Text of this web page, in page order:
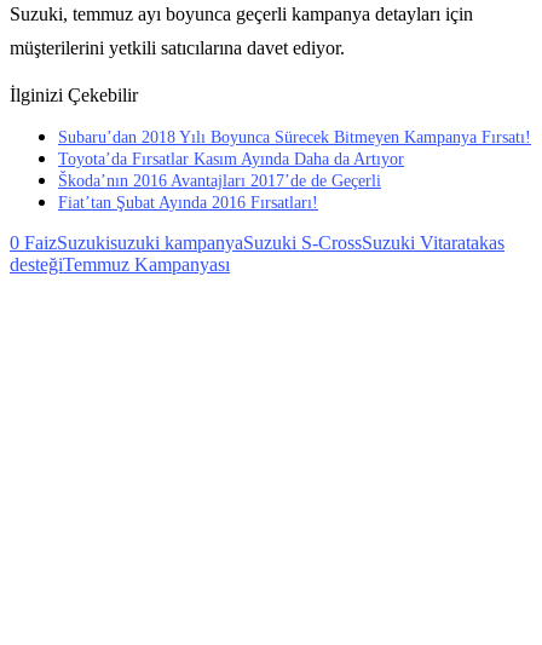
Suzuki, temmuz ayı boyunca geçerli kampanya detayları için
müşterilerini yetkili satıcılarına davet ediyor.
İlginizi Çekebilir
Subaru’dan 2018 Yılı Boyunca Sürecek Bitmeyen Kampanya Fırsatı!
Toyota’da Fırsatlar Kasım Ayında Daha da Artıyor
Škoda’nın 2016 Avantajları 2017’de de Geçerli
Fiat’tan Şubat Ayında 2016 Fırsatları!
0 FaizSuzukisuzuki kampanyaSuzuki S-CrossSuzuki Vitaratakas
desteğiTemmuz Kampanyası